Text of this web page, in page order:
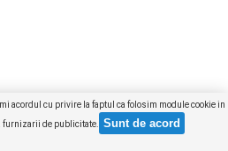
acordul cu privire la faptul ca folosim module cookie in
de publicitate.